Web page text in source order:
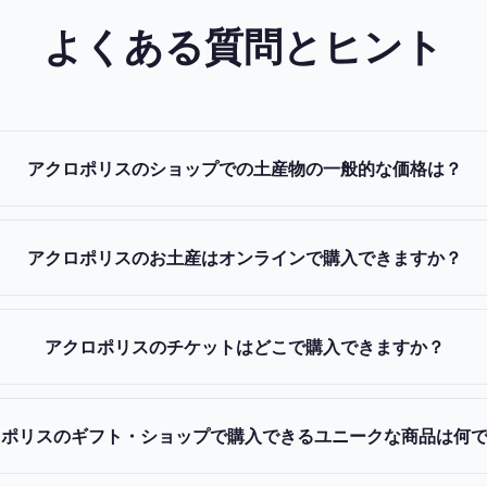
よくある質問とヒント
アクロポリスのショップでの土産物の一般的な価格は？
アクロポリスのお土産はオンラインで購入できますか？
アクロポリスのチケットはどこで購入できますか？
リスのギフト・ショップで購入できるユニークな商品は何